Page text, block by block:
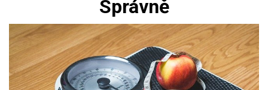
Správně